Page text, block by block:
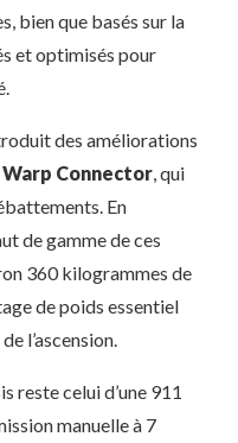
bien que basés sur la
et optimisés pour
des améliorations
Warp Connector, qui
En
de gamme de ces
360 kilogrammes de
de poids essentiel
l’ascension.
reste celui d’une 911
manuelle à 7